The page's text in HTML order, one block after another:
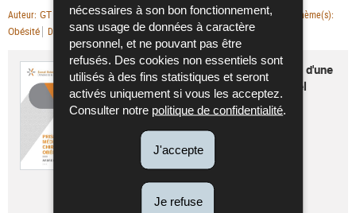
nécessaires à son bon fonctionnement,
sans usage de données à caractère
personnel, et ne pouvant pas être
refusés. Des cookies non essentiels sont
utilisés à des fins statistiques et seront
activés uniquement si vous les acceptez.
Consulter notre politique de confidentialité
J'accepte
Je refuse
Auteur GT Obésité Type de publication Publications scientifiques Thème(s)
Obésité Date de parution 20/12/2023 Editeur Conseil scientifique
Prise en charge médico-chirurgicale d'une
obésité de l'adulte - arbre décisionnel
(2023)
Langue :Français
Pdf - 825 Ko - 3 page(s)
Télécharger